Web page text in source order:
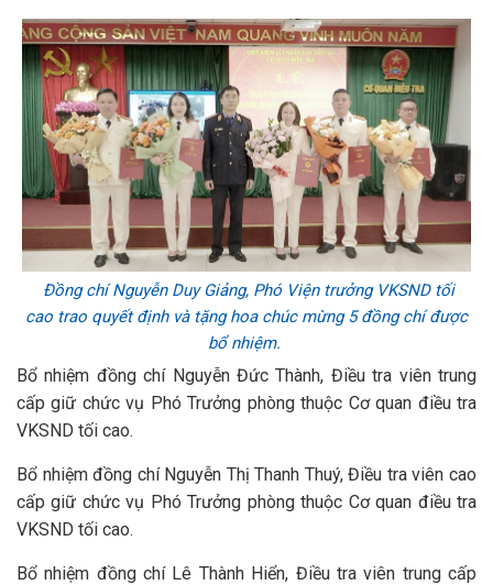
Đồng chí Nguyễn Duy Giảng, Phó Viện trưởng VKSND tối
cao trao quyết định và tặng hoa chúc mừng 5 đồng chí được
bổ nhiệm.
Bổ nhiệm đồng chí Nguyễn Đức Thành, Điều tra viên trung
cấp giữ chức vụ Phó Trưởng phòng thuộc Cơ quan điều tra
VKSND tối cao.
Bổ nhiệm đồng chí Nguyễn Thị Thanh Thuý, Điều tra viên cao
cấp giữ chức vụ Phó Trưởng phòng thuộc Cơ quan điều tra
VKSND tối cao.
Bổ nhiệm đồng chí Lê Thành Hiển, Điều tra viên trung cấp